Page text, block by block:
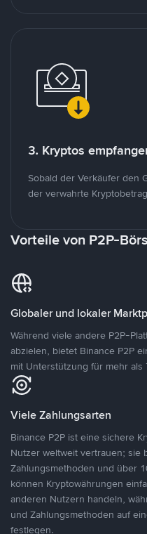
3. Kryptos
Sobald der Verkäufer den
der verwahrte
Vorteile von P2P-
Globaler und lokaler
Während viele andere P2P-
abzielen, bietet Binance P2P
mit Unterstützung für mehr als
Viele Zahlungsarten
Binance P2P ist eine sichere
Nutzer weltweit vertrauen; sie
Zahlungsmethoden und über
können Kryptowährungen
anderen Nutzern handeln,
und Zahlungsmethoden auf
festlegen.